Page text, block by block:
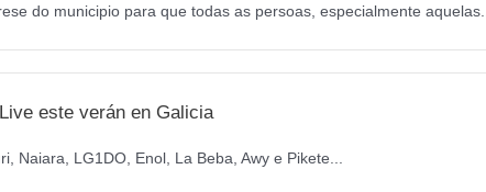
do municipio para que todas as persoas, especialmente aquelas...
este verán en Galicia
Naiara, LG1DO, Enol, La Beba, Awy e Pikete...